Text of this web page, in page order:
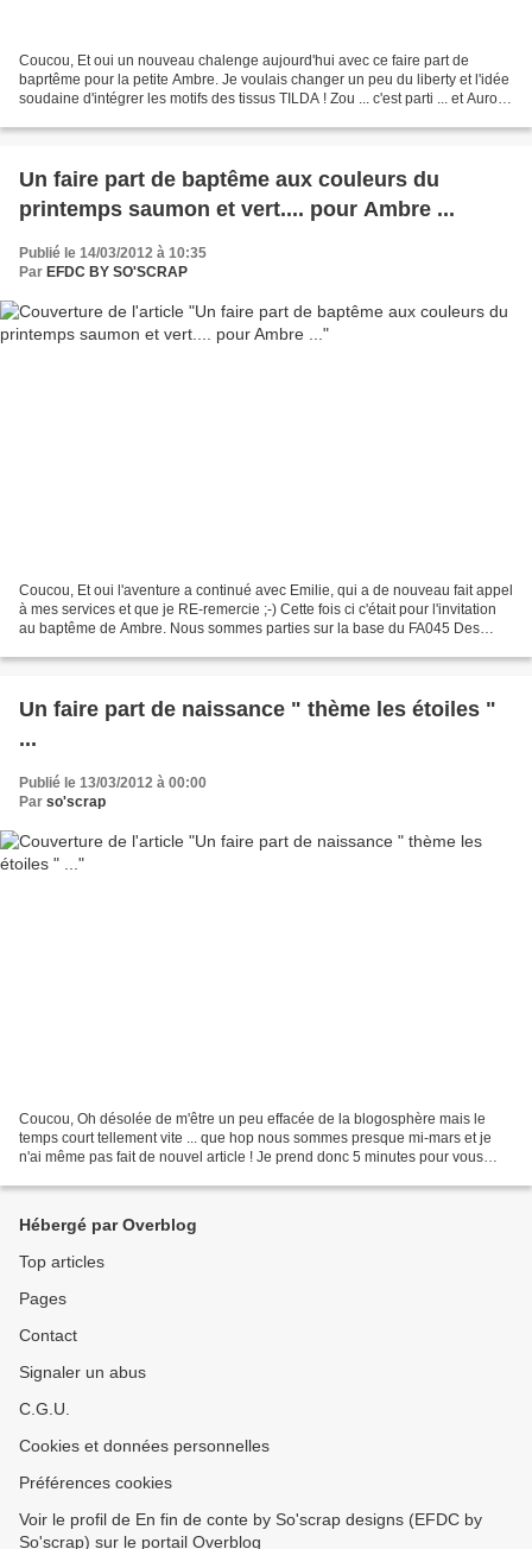
Coucou, Et oui un nouveau chalenge aujourd'hui avec ce faire part de
baprtême pour la petite Ambre. Je voulais changer un peu du liberty et l'idée
soudaine d'intégrer les motifs des tissus TILDA ! Zou ... c'est parti ... et Aurore
Un faire part de baptême aux couleurs du
printemps saumon et vert.... pour Ambre ...
Publié le 14/03/2012 à 10:35
Par EFDC BY SO'SCRAP
Coucou, Et oui l'aventure a continué avec Emilie, qui a de nouveau fait appel
à mes services et que je RE-remercie ;-) Cette fois ci c'était pour l'invitation
au baptême de Ambre. Nous sommes parties sur la base du FA045 Des
Un faire part de naissance " thème les étoiles "
...
Publié le 13/03/2012 à 00:00
Par so'scrap
Coucou, Oh désolée de m'être un peu effacée de la blogosphère mais le
temps court tellement vite ... que hop nous sommes presque mi-mars et je
n'ai même pas fait de nouvel article ! Je prend donc 5 minutes pour vous
Hébergé par Overblog
Top articles
Pages
Contact
Signaler un abus
C.G.U.
Cookies et données personnelles
Préférences cookies
Voir le profil de En fin de conte by So'scrap designs (EFDC by
So'scrap) sur le portail Overblog